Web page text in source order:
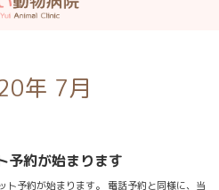
年 7月
予約が始まります
ト予約が始まります。 電話予約と同様に、当